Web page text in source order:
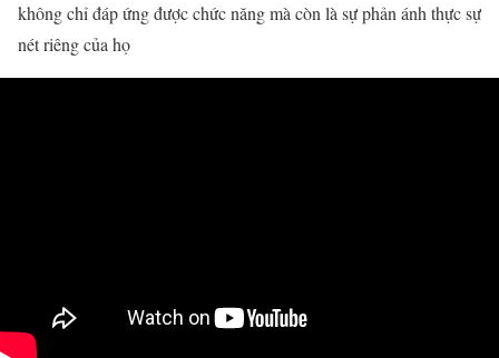
không chỉ đáp ứng được chức năng mà còn là sự phản ánh thực sự
nét riêng của họ